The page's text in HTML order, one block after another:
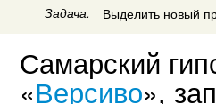
Задача. Выделить новый
Самарский
«Версиво»,